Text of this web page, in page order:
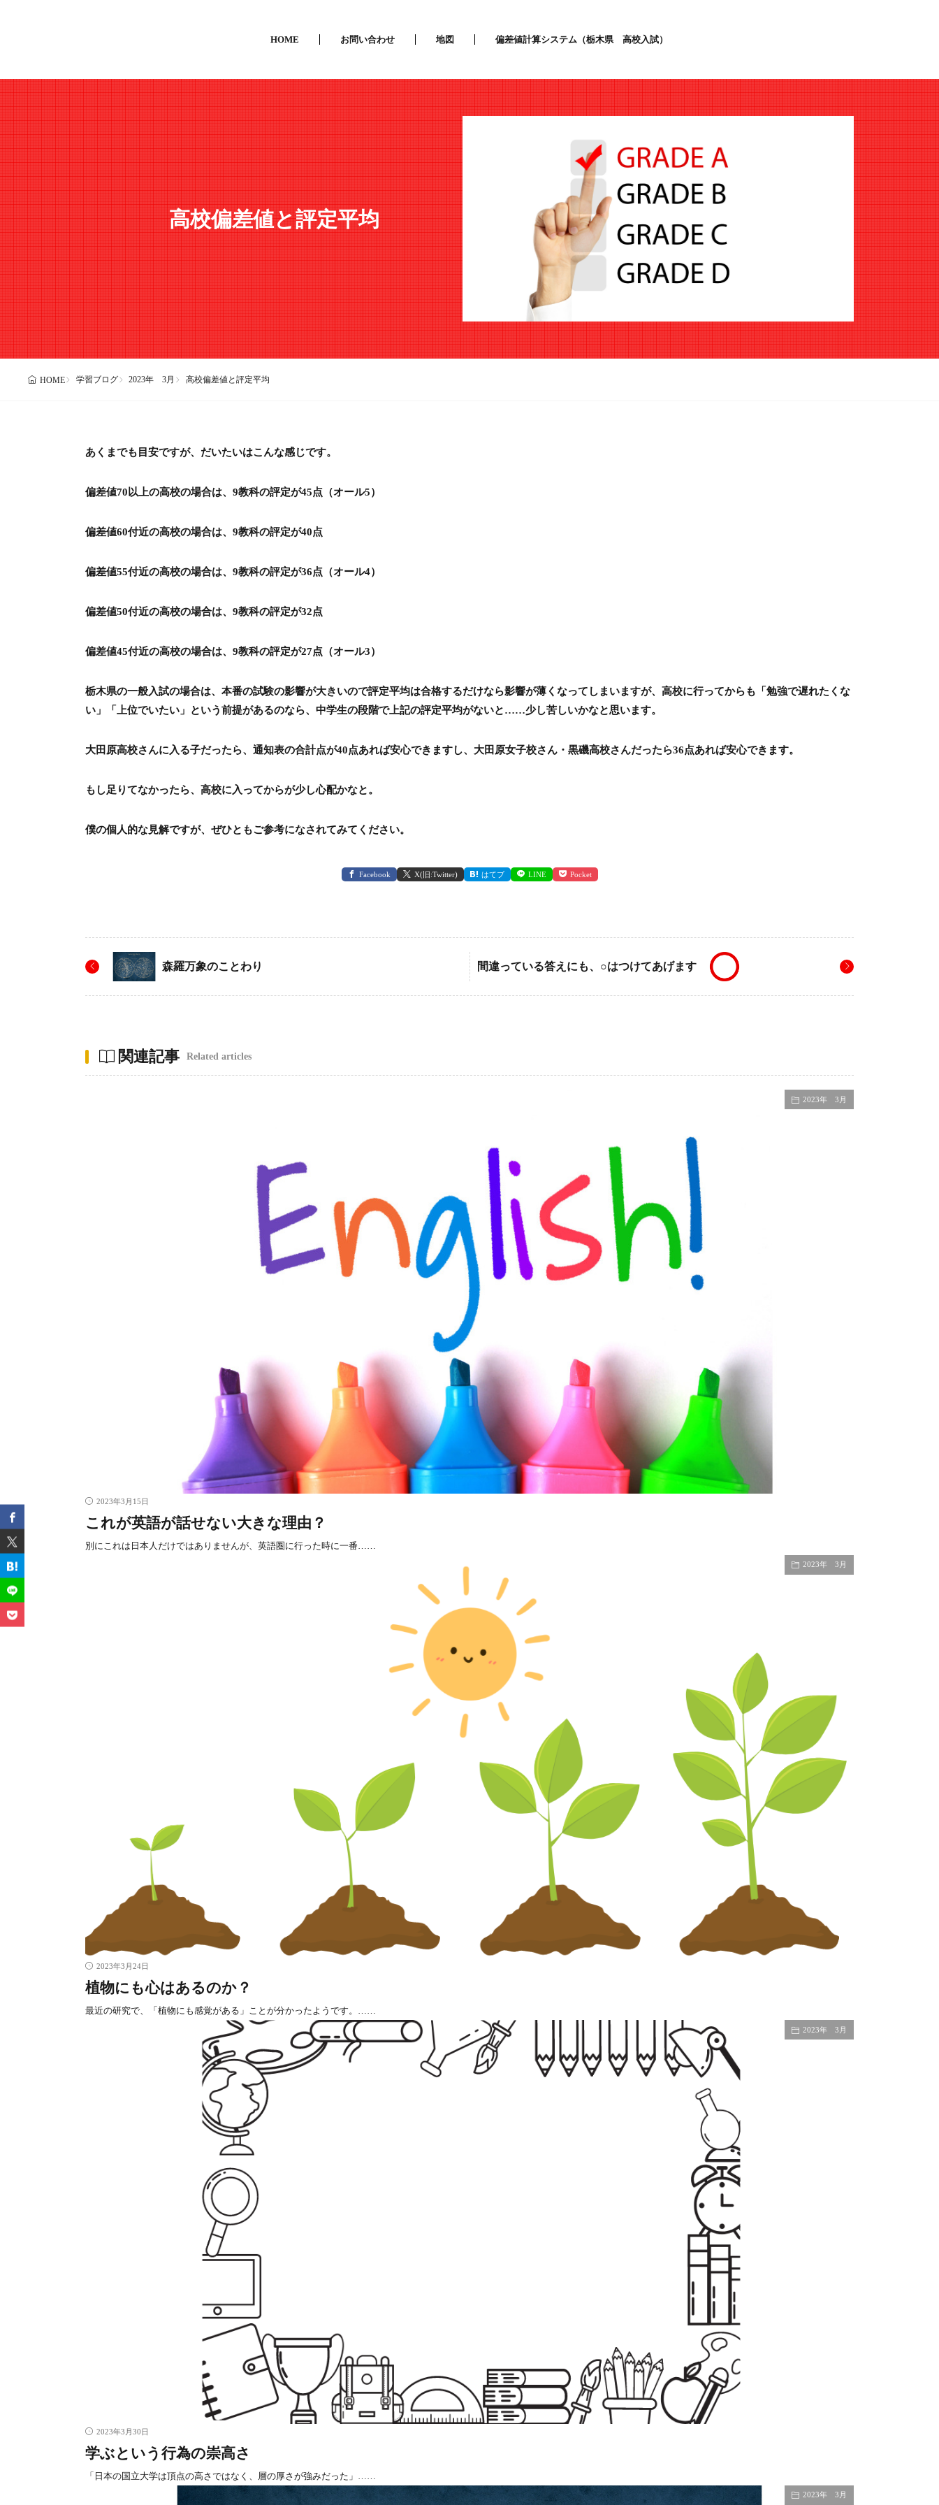
HOME お問い合わせ 地図 偏差値計算システム（栃木県 高校入試）
高校偏差値と評定平均
HOME 学習ブログ 2023年 3月 高校偏差値と評定平均
あくまでも目安ですが、だいたいはこんな感じです。
偏差値70以上の高校の場合は、9教科の評定が45点（オール5）
偏差値60付近の高校の場合は、9教科の評定が40点
偏差値55付近の高校の場合は、9教科の評定が36点（オール4）
偏差値50付近の高校の場合は、9教科の評定が32点
偏差値45付近の高校の場合は、9教科の評定が27点（オール3）
栃木県の一般入試の場合は、本番の試験の影響が大きいので評定平均は合格するだけなら影響が薄くなってしまいますが、高校に行ってからも「勉強で遅れたくな
い」「上位でいたい」という前提があるのなら、中学生の段階で上記の評定平均がないと……少し苦しいかなと思います。
大田原高校さんに入る子だったら、通知表の合計点が40点あれば安心できますし、大田原女子校さん・黒磯高校さんだったら36点あれば安心できます。
もし足りてなかったら、高校に入ってからが少し心配かなと。
僕の個人的な見解ですが、ぜひともご参考になされてみてください。
Facebook X(旧:Twitter) はてブ LINE Pocket
森羅万象のことわり 間違っている答えにも、○はつけてあげます
関連記事 Related articles
2023年 3月
2023年3月15日
これが英語が話せない大きな理由？
別にこれは日本人だけではありませんが、英語圏に行った時に一番……
2023年 3月
2023年3月24日
植物にも心はあるのか？
最近の研究で、「植物にも感覚がある」ことが分かったようです。……
2023年 3月
2023年3月30日
学ぶという行為の崇高さ
「日本の国立大学は頂点の高さではなく、層の厚さが強みだった」……
2023年 3月